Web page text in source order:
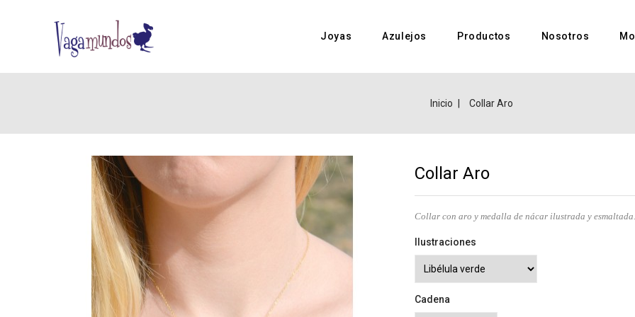
Joyas Azulejos Productos Nosotros
Inicio Collar Aro
Collar Aro
Collar con aro y medalla de nácar ilustrada y esmaltada.
Ilustraciones
Cadena